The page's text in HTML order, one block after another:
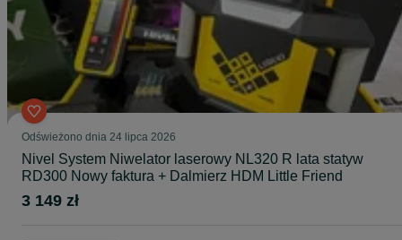
Odświeżono dnia 24 lipca 2026
Nivel System Niwelator laserowy NL320 R lata statyw
RD300 Nowy faktura + Dalmierz HDM Little Friend
3 149 zł